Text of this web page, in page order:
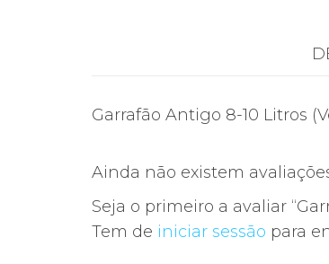
Garrafão Antigo 8-10 Litros
Ainda não existem
Seja o primeiro a avaliar
Tem de iniciar sessão para